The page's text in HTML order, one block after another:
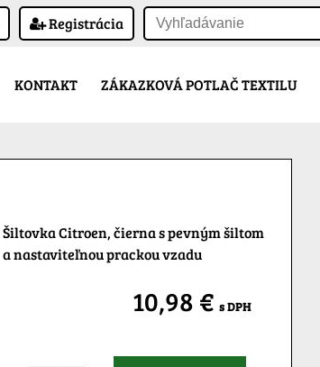
Registrácia
KONTAKT ZÁKAZKOVÁ POTLAČ TEXTILU
Šiltovka Citroen, čierna s pevným šiltom
a nastaviteľnou prackou vzadu
10,98 € s DPH